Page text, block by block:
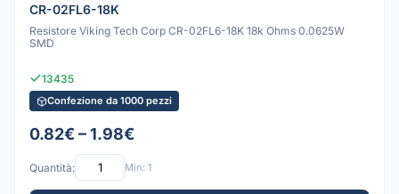
CR-02FL6-18K
Resistore Viking Tech Corp CR-02FL6-18K 18k Ohms 0.0625W
SMD
13435
Confezione da 1000 pezzi
0.82€ – 1.98€
Quantità: Min: 1